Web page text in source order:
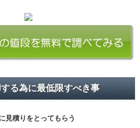
る為に最低限すべき事
見積り をとってもらう